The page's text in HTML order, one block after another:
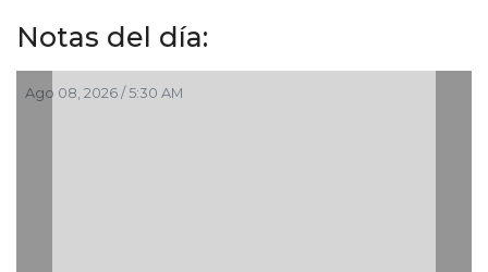
Notas del día:
Ago 08, 2026 / 5:30 AM